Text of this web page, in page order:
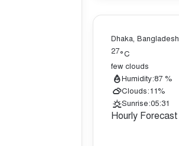
Dhaka, Bangladesh
27°C
few clouds
Humidity:87 %
Clouds:11%
Sunrise:05:31
Hourly Forecast